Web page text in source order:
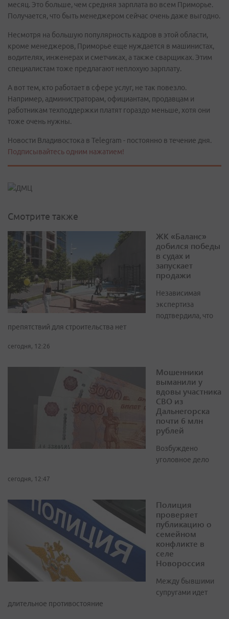
месяц. Это больше, чем средняя зарплата во всем Приморье.
Получается, что быть менеджером сейчас очень даже выгодно.
Несмотря на большую популярность кадров в этой области,
кроме менеджеров, Приморье еще нуждается в машинистах,
водителях, инженерах и сметчиках, а также сварщиках. Этим
специалистам тоже предлагают неплохую зарплату.
А вот тем, кто работает в сфере услуг, не так повезло.
Например, администраторам, официантам, продавцам и
работникам техподдержки платят гораздо меньше, хотя они
тоже очень нужны.
Новости Владивостока в Telegram - постоянно в течение дня.
Подписывайтесь одним нажатием!
Смотрите также
ЖК «Баланс»
добился победы
в судах и
запускает
продажи
Независимая
экспертиза
подтвердила, что
препятствий для строительства нет
сегодня, 12:26
Мошенники
выманили у
вдовы участника
СВО из
Дальнегорска
почти 6 млн
рублей
Возбуждено
уголовное дело
сегодня, 12:47
Полиция
проверяет
публикацию о
семейном
конфликте в
селе
Новороссия
Между бывшими
супругами идет
длительное противостояние